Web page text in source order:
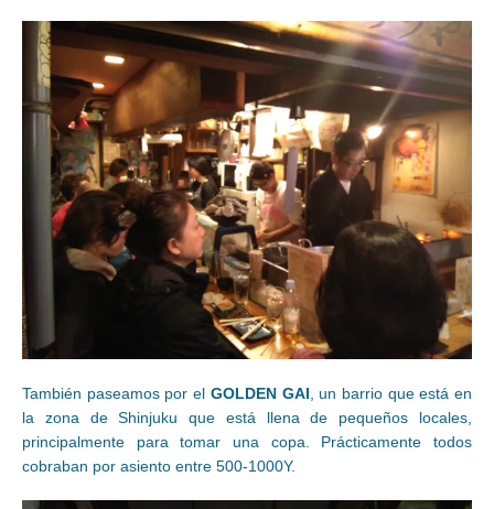
También paseamos por el GOLDEN GAI , un barrio que está en
la zona de Shinjuku que está llena de pequeños locales,
principalmente para tomar una copa. Prácticamente todos
cobraban por asiento entre 500-1000Y.